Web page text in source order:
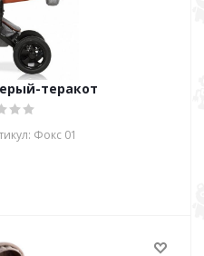
Fox серый-теракот
Фокс 01